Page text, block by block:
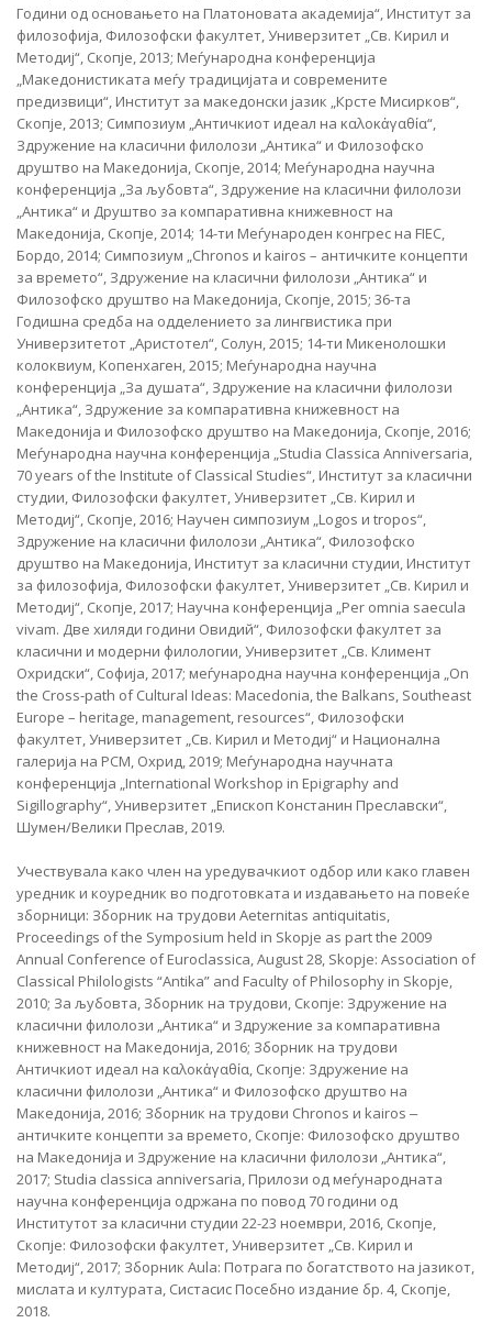
Години од основањето на Платоновата академија“, Институт за
филозофија, Филозофски факултет, Универзитет „Св. Кирил и
Методиј“, Скопје, 2013; Меѓународна конференција
„Македонистиката меѓу традицијата и современите
предизвици“, Институт за македонски јазик „Крсте Мисирков“,
Скопје, 2013; Симпозиум „Античкиот идеал на καλοκἀγαθία“,
Здружение на класични филолози „Антика“ и Филозофско
друштво на Македонија, Скопје, 2014; Меѓународна научна
конференција „За љубовта“, Здружение на класични филолози
„Антика“ и Друштво за компаративна книжевност на
Македонија, Скопје, 2014; 14-ти Меѓународен конгрес на FIEC,
Бордо, 2014; Симпозиум „Chronos и kairos – античките концепти
за времето“, Здружение на класични филолози „Антика“ и
Филозофско друштво на Македонија, Скопје, 2015; 36-та
Годишна средба на одделението за лингвистика при
Универзитетот „Аристотел“, Солун, 2015; 14-ти Микенолошки
колоквиум, Копенхаген, 2015; Меѓународна научна
конференција „За душата“, Здружение на класични филолози
„Антика“, Здружение за компаративна книжевност на
Македонија и Филозофско друштво на Македонија, Скопје, 2016;
Меѓународна научна конференција „Studia Classica Anniversaria,
70 years of the Institute of Classical Studies“, Институт за класични
студии, Филозофски факултет, Универзитет „Св. Кирил и
Методиј“, Скопје, 2016; Научен симпозиум „Logos и tropos“,
Здружение на класични филолози „Антика“, Филозофско
друштво на Македонија, Институт за класични студии, Институт
за филозофија, Филозофски факултет, Универзитет „Св. Кирил и
Методиј“, Скопје, 2017; Научна конференција „Per omnia saecula
vivam. Две хиляди години Овидий“, Филозофски факултет за
класични и модерни филологии, Универзитет „Св. Климент
Охридски“, Софија, 2017; меѓународна научна конференција „On
the Cross-path of Cultural Ideas: Macedonia, the Balkans, Southeast
Europe – heritage, management, resources“, Филозофски
факултет, Универзитет „Св. Кирил и Методиј“ и Национална
галерија на РСМ, Охрид, 2019; Меѓународна научната
конференција „International Workshop in Epigraphy and
Sigillography“, Универзитет „Епископ Констанин Преславски“,
Шумен/Велики Преслав, 2019.
Учествувала како член на уредувачкиот одбор или како главен
уредник и коуредник во подготовката и издавањето на повеќе
зборници: Зборник на трудови Aeternitas antiquitatis,
Proceedings of the Symposium held in Skopje as part the 2009
Annual Conference of Euroclassica, August 28, Skopje: Association of
Classical Philologists “Antika” and Faculty of Philosophy in Skopje,
2010; За љубовта, Зборник на трудови, Скопје: Здружение на
класични филолози „Антика“ и Здружение за компаративна
книжевност на Македонија, 2016; Зборник на трудови
Античкиот идеал на καλοκἀγαθία, Скопје: Здружение на
класични филолози „Антика“ и Филозофско друштво на
Македонија, 2016; Зборник на трудови Chronos и kairos ‒
античките концепти за времето, Скопје: Филозофско друштво
на Македонија и Здружение на класични филолози „Антика“,
2017; Studia classica anniversaria, Прилози од меѓународната
научна конференција одржана по повод 70 години од
Институтот за класични студии 22-23 ноември, 2016, Скопје,
Скопје: Филозофски факултет, Универзитет „Св. Кирил и
Методиј“, 2017; Зборник Aula: Потрага по богатството на јазикот,
мислата и културата, Систасис Посебно издание бр. 4, Скопје,
2018.